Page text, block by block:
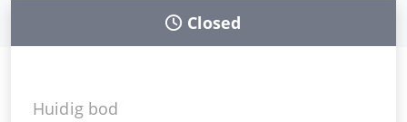
Closed
Huidig bod